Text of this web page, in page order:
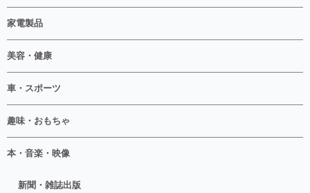
家電製品
美容・健康
車・スポーツ
趣味・おもちゃ
本・音楽・映像
新聞・雑誌出版